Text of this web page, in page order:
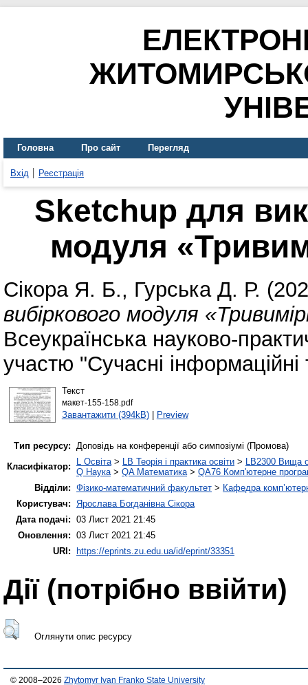
Головна Про сайт Перегляд
Вхід Реєстрація
Sketchup для
модуля
Сікора Я. Б., Гурська Д. Р.
вибіркового модуля
Всеукраїнська науково-
участю "Сучасні інформаційні
Текст
макет-155-158.pdf
Завантажити (394kB)| Preview
Тип ресурсу: Доповідь на конференції або симпозіумі (Промова)
Класифікатор:
L Освіта> LB Теорія і практика освіти > LB2300 Вища
Q Наука> QA Математика> QA76 Комп'ютерне
Відділи: Фізико-математичний факультет > Кафедра
Користувач: Ярослава Богданівна Сікора
Дата подачі: 03 Лист 2021 21:45
Оновлення: 03 Лист 2021 21:45
URI:
https://eprints.zu.edu.ua/id/eprint/33351
Дії ​​(потрібно ввійти)
Оглянути опис ресурсу
© 2008–2026 Zhytomyr Ivan Franko State University